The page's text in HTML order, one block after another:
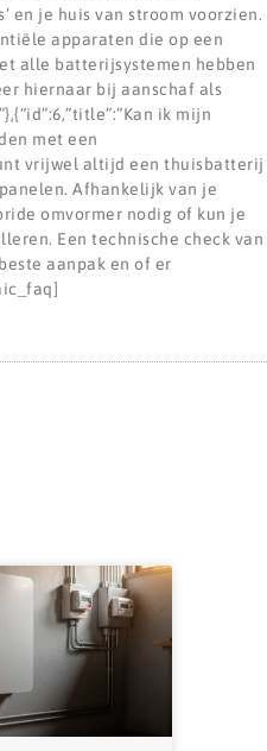
en je huis van stroom voorzien.
apparaten die op een
alle batterijsystemen hebben
hiernaar bij aanschaf als
ik mijn
met een
vrijwel altijd een thuisbatterij
Afhankelijk van je
omvormer nodig of kun je
Een technische check van
aanpak en of er